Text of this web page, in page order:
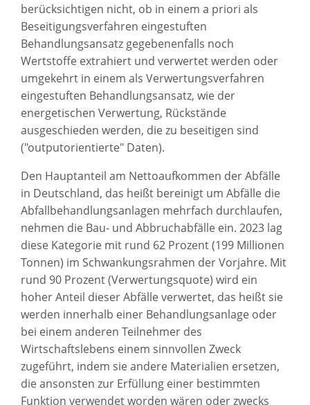
berücksichtigen nicht, ob in einem a priori als
Beseitigungsverfahren eingestuften
Behandlungsansatz gegebenenfalls noch
Wertstoffe extrahiert und verwertet werden oder
umgekehrt in einem als Verwertungsverfahren
eingestuften Behandlungsansatz, wie der
energetischen Verwertung, Rückstände
ausgeschieden werden, die zu beseitigen sind
("outputorientierte" Daten).
Den Hauptanteil am Nettoaufkommen der Abfälle
in Deutschland, das heißt bereinigt um Abfälle die
Abfallbehandlungsanlagen mehrfach durchlaufen,
nehmen die Bau- und Abbruchabfälle ein. 2023 lag
diese Kategorie mit rund 62 Prozent (199 Millionen
Tonnen) im Schwankungsrahmen der Vorjahre. Mit
rund 90 Prozent (Verwertungsquote) wird ein
hoher Anteil dieser Abfälle verwertet, das heißt sie
werden innerhalb einer Behandlungsanlage oder
bei einem anderen Teilnehmer des
Wirtschaftslebens einem sinnvollen Zweck
zugeführt, indem sie andere Materialien ersetzen,
die ansonsten zur Erfüllung einer bestimmten
Funktion verwendet worden wären oder zwecks